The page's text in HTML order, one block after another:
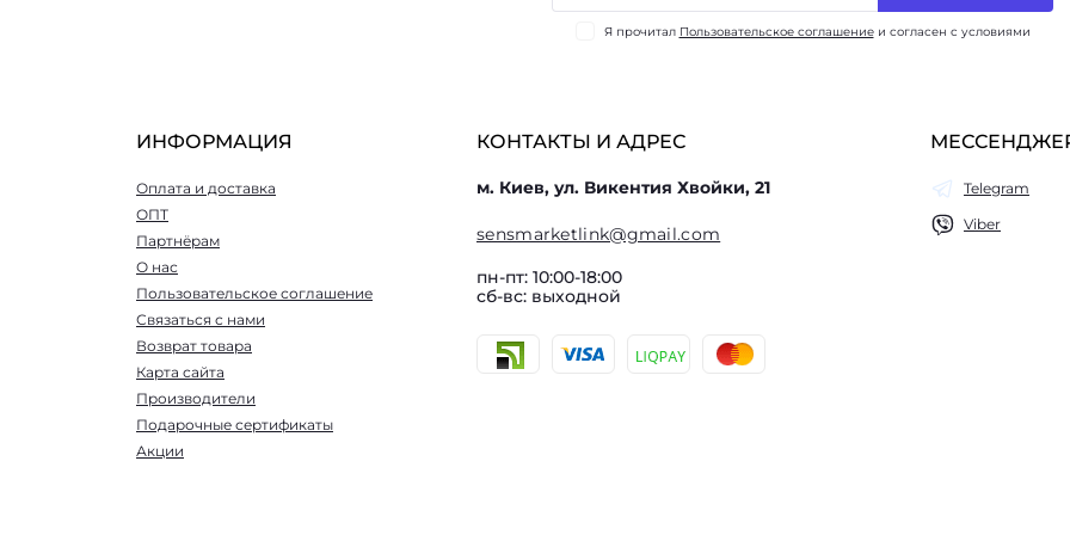
Я прочитал Пользовательское соглашениеи согласен с условиями
ИНФОРМАЦИЯ
Оплата и доставка
ОПТ
Партнёрам
О нас
Пользовательское соглашение
Связаться с нами
Возврат товара
Карта сайта
Производители
Подарочные сертификаты
Акции
КОНТАКТЫ И АДРЕС
м. Киев, ул. Викентия Хвойки, 21
sensmarketlink@gmail.com
пн-пт: 10:00-18:00
сб-вс: выходной
Telegram
Viber